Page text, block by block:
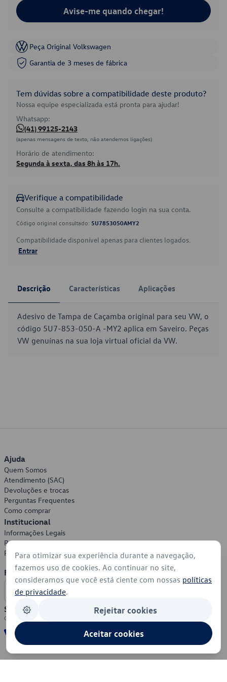
Avise-me quando chegar!
Peça Original Volkswagen
Garantia de 3 meses de fábrica
Tem dúvidas sobre a compatibilidade deste produto?
Nossa equipe especializada está pronta para ajudar!
Whatsapp:
(41) 99125-2143
(apenas mensagens de texto, não atendemos ligações)
Horário de atendimento:
Segunda à sexta, das 8h às 17h.
Verifique a compatibilidade
Consulte a compatibilidade fazendo login na sua conta.
Código original consultado: 5U7853050AMY2
Compatibilidade disponível apenas para clientes logados.
Entrar
Descrição Características Aplicações
Adesivo de Tampa de Caçamba original para seu VW, o
código 5U7-853-050-A -MY2 aplica em Saveiro. Peças
VW genuínas na sua loja virtual oficial da VW.
Ajuda
Quem Somos
Atendimento (SAC)
Devoluções e trocas
Perguntas Frequentes
Como comprar
Institucional
Informações Legais
Política de Privacidade
Política de Cookies
Formas de Pagamento
Segurança
Para otimizar sua experiência durante a navegação,
fazemos uso de cookies. Ao continuar no site,
consideramos que você está ciente com nossas políticas
de privacidade.
Rejeitar cookies
Aceitar cookies